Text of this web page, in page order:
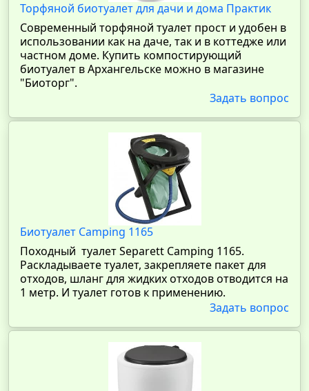
Торфяной биотуалет для дачи и дома Практик
Современный торфяной туалет прост и удобен в
использовании как на даче, так и в коттедже или
частном доме. Купить компостирующий
биотуалет в Архангельске можно в магазине
"Биоторг".
Задать вопрос
Биотуалет Camping 1165
Походный туалет Separett Camping 1165.
Раскладываете туалет, закрепляете пакет для
отходов, шланг для жидких отходов отводится на
1 метр. И туалет готов к применению.
Задать вопрос